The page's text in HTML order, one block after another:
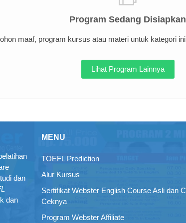
Program Sedang Disiapkan
maaf, program kursus atau materi untuk kategori
Lihat Program Lainnya
dan
dan
MENU
TOEFL Prediction
Alur Kursus
Sertifikat Webster English Course Asli dan
Ceknya
Program Webster Affiliate